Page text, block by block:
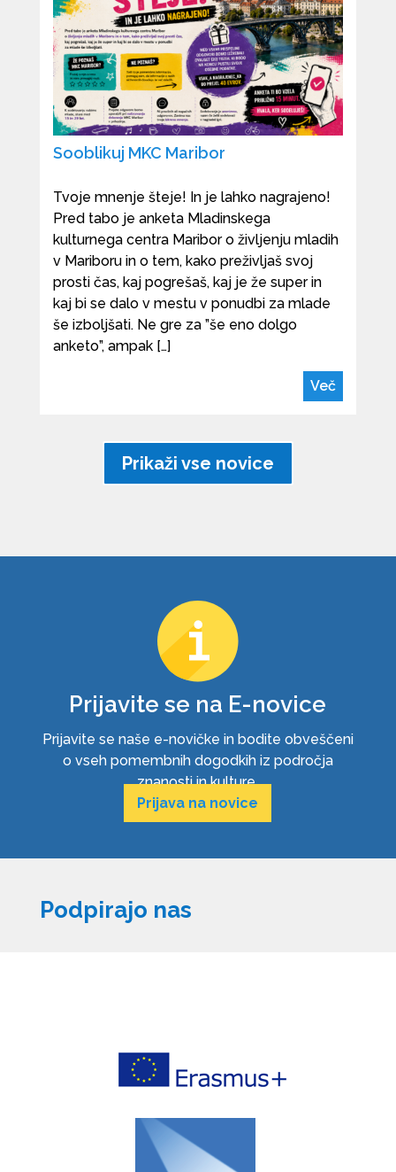
Sooblikuj MKC Maribor
Tvoje mnenje šteje! In je lahko nagrajeno!
Pred tabo je anketa Mladinskega
kulturnega centra Maribor o življenju mladih
v Mariboru in o tem, kako preživljaš svoj
prosti čas, kaj pogrešaš, kaj je že super in
kaj bi se dalo v mestu v ponudbi za mlade
še izboljšati. Ne gre za ”še eno dolgo
anketo”, ampak […]
Več
Prikaži vse novice
Prijavite se na E-novice
Prijavite se naše e-novičke in bodite obveščeni
o vseh pomembnih dogodkih iz področja
znanosti in kulture.
Prijava na novice
Podpirajo nas